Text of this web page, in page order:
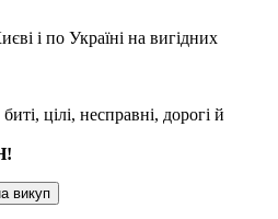
і по Україні на вигідних
цілі, несправні, дорогі й
викуп